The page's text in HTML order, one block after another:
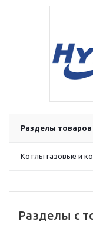
Разделы товаров
Котлы газовые и
Разделы с